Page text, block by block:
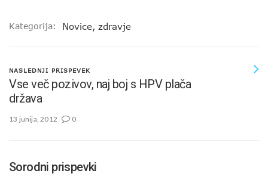
Kategorija: Novice, zdravje
NASLEDNJI PRISPEVEK
Vse več pozivov, naj boj s HPV plača
država
13 junija, 2012 0
Sorodni prispevki